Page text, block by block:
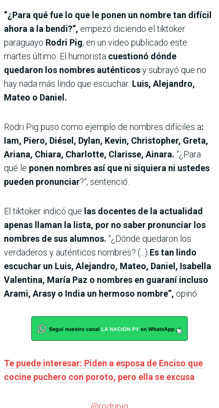
“¿Para qué fue lo que le ponen un nombre tan difícil
ahora a la bendi?“, empezó diciendo el tiktoker
paraguayo Rodri Pig, en un video publicado este
martes último. El humorista cuestionó dónde
quedaron los nombres auténticosy subrayó que no
hay nada más lindo que escuchar: Luis, Alejandro,
Mateo o Daniel.
Rodri Pig puso como ejemplo de nombres difíciles a:
Iam, Piero, Diésel, Dylan, Kevin, Christopher, Greta,
Ariana, Chiara, Charlotte, Clarisse, Ainara. “¿Para
qué le ponen nombres así que ni siquiera ni ustedes
pueden pronunciar?“, sentenció.
El tiktoker indicó que las docentes de la actualidad
apenas llaman la lista, por no saber pronunciar los
nombres de sus alumnos. “¿Dónde quedaron los
verdaderos y auténticos nombres? (...) Es tan lindo
escuchar un Luis, Alejandro, Mateo, Daniel, Isabella
Valentina, María Paz o nombres en guaraní incluso
Arami, Arasy o India un hermoso nombre”, opinó.
Te puede interesar: Piden a esposa de Enciso que
cocine puchero con poroto, pero ella se excusa